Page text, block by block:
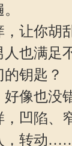
让你胡
人也满足
钥匙？
像也没
，凹陷、
，转动